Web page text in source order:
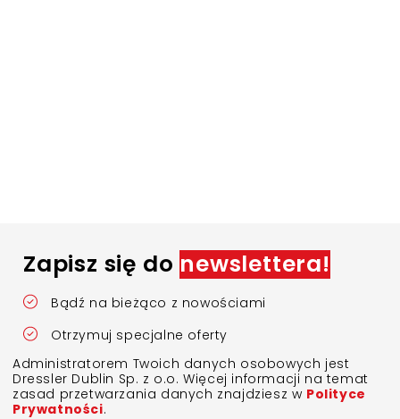
Zapisz się do newslettera!
Bądź na bieżąco z nowościami
Otrzymuj specjalne oferty
Administratorem Twoich danych osobowych jest
Dressler Dublin Sp. z o.o. Więcej informacji na temat
zasad przetwarzania danych znajdziesz w Polityce
Prywatności.